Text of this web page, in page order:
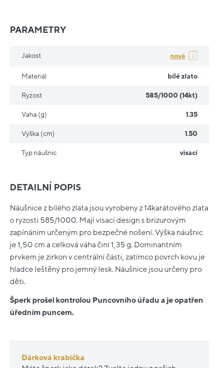
DETAILNÍ POPIS
Náušnice z bílého zlata jsou vyrobeny z 14karátového zlata
o ryzosti 585/1000. Mají visací design s brizurovým
zapínáním určeným pro bezpečné nošení. Výška náušnic
je 1,50 cm a celková váha činí 1,35 g. Dominantním
prvkem je zirkon v centrální části, zatímco povrch kovu je
hladce leštěný pro jemný lesk. Náušnice jsou určeny pro
děti.
Šperk prošel kontrolou Puncovního úřadu a je opatřen
úředním puncem.
Dárková krabička
PARAMETRY
Jakost nové
Materiál bílé zlato
Ryzost 585/1000 (14kt)
Vaha (g) 1.35
Výška (cm) 1.50
Typ náušnic visací